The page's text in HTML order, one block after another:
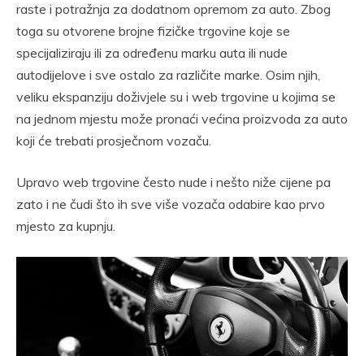
raste i potražnja za dodatnom opremom za auto. Zbog
toga su otvorene brojne fizičke trgovine koje se
specijaliziraju ili za određenu marku auta ili nude
autodijelove i sve ostalo za različite marke. Osim njih,
veliku ekspanziju doživjele su i web trgovine u kojima se
na jednom mjestu može pronaći većina proizvoda za auto
koji će trebati prosječnom vozaču.
Upravo web trgovine često nude i nešto niže cijene pa
zato i ne čudi što ih sve više vozača odabire kao prvo
mjesto za kupnju.